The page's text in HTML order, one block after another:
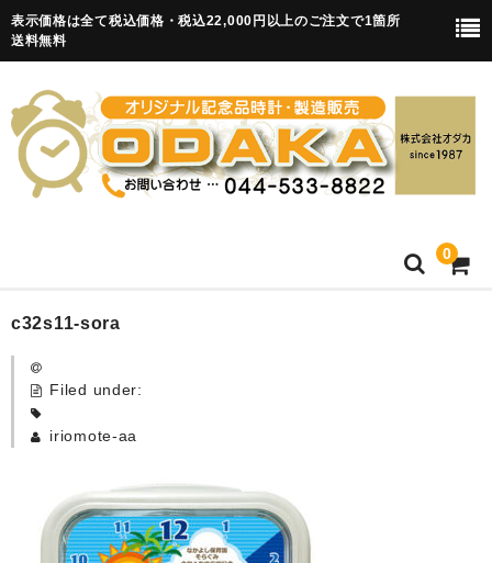
表示価格は全て税込価格・税込22,000円以上のご注文で1箇所
送料無料
0
HOME
卒園記念品
カード付フォトフレームクロック(集合)
目覚まし時計(集合＋個別)
c32s11-sora
Filed under:
iriomote-aa